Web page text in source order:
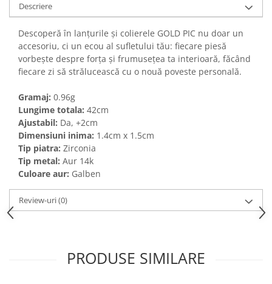
Descriere
Descoperă în lanțurile și colierele GOLD PIC nu doar un
accesoriu, ci un ecou al sufletului tău: fiecare piesă
vorbește despre forța și frumusețea ta interioară, făcând
fiecare zi să strălucească cu o nouă poveste personală.
Gramaj: 0.96g
Lungime totala: 42cm
Ajustabil: Da, +2cm
Dimensiuni inima: 1.4cm x 1.5cm
Tip piatra: Zirconia
Tip metal: Aur 14k
Culoare aur: Galben
Review-uri(0)
PRODUSE SIMILARE